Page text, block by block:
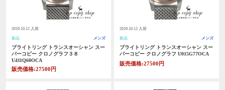
2019.10.12 入荷
新品 メンズ
ブライトリング トランスオーシャン スー
パーコピー クロノグラフ３８
U411Q60OCA
販売価格:27500円
2019.10.12 入荷
新品 メンズ
ブライトリング トランスオーシャン スー
パーコピー クロノグラフ U015G77OCA
販売価格:27500円